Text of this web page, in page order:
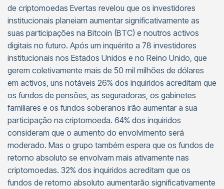
de criptomoedas Evertas revelou que os investidores
institucionais planeiam aumentar significativamente as
suas participações na Bitcoin (BTC) e noutros activos
digitais no futuro. Após um inquérito a 78 investidores
institucionais nos Estados Unidos e no Reino Unido, que
gerem coletivamente mais de 50 mil milhões de dólares
em activos, uns notáveis 26% dos inquiridos acreditam que
os fundos de pensões, as seguradoras, os gabinetes
familiares e os fundos soberanos irão aumentar a sua
participação na criptomoeda. 64% dos inquiridos
consideram que o aumento do envolvimento será
moderado. Mas o grupo também espera que os fundos de
retorno absoluto se envolvam mais ativamente nas
criptomoedas. 32% dos inquiridos acreditam que os
fundos de retorno absoluto aumentarão significativamente